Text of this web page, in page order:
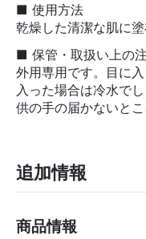
■ 使用方法
乾燥した清潔な肌に塗
■ 保管・取扱い上の
外用専用です。目に
入った場合は冷水で
供の手の届かないと
追加情報
商品情報